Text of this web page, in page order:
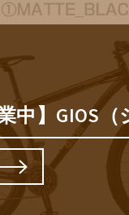
業中】GIOS